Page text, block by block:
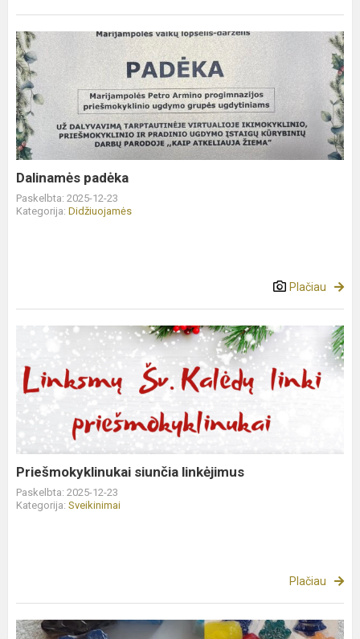
Dalinamės
padėka
Dalinamės padėka
Paskelbta: 2025-12-23
Kategorija: Didžiuojamės
Plačiau
Priešmokyklinukai
linkėjimus
Priešmokyklinukai siunčia linkėjimus
Paskelbta: 2025-12-23
Kategorija: Sveikinimai
Plačiau
Muilo